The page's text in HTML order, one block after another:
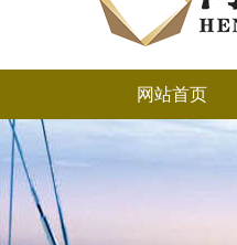
网站首页